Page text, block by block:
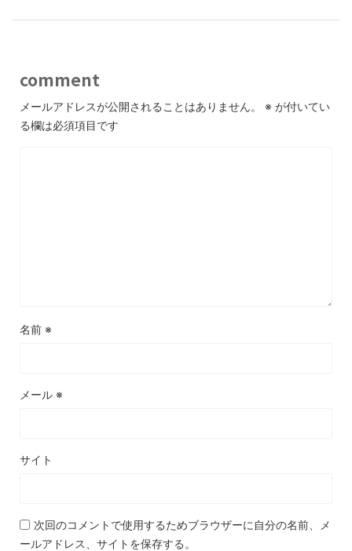
comment
メールアドレスが公開されることはありません。 ※ が付いてい
る欄は必須項目です
名前 ※
メール ※
サイト
次回のコメントで使用するためブラウザーに自分の名前、メ
ールアドレス、サイトを保存する。